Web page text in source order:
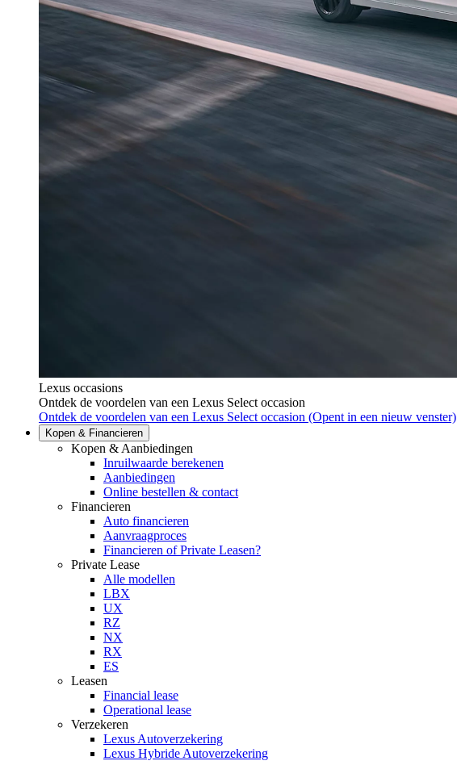
Lexus occasions
Ontdek de voordelen van een Lexus Select occasion
Ontdek de voordelen van een Lexus Select occasion (Opent in een nieuw venster)
Kopen & Financieren
Kopen & Aanbiedingen
Inruilwaarde berekenen
Aanbiedingen
Online bestellen & contact
Financieren
Auto financieren
Aanvraagproces
Financieren of Private Leasen?
Private Lease
Alle modellen
LBX
UX
RZ
NX
RX
ES
Leasen
Financial lease
Operational lease
Verzekeren
Lexus Autoverzekering
Lexus Hybride Autoverzekering